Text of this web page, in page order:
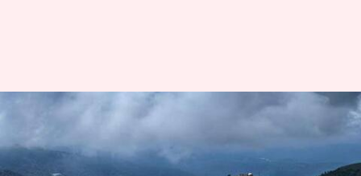
केरल का खूबसूरत हिल स्टेशन है
पोन्मुडी, यहां आजमाएं ये
गतिविधियां